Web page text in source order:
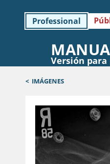
Professional
Versión
< IMÁGENES